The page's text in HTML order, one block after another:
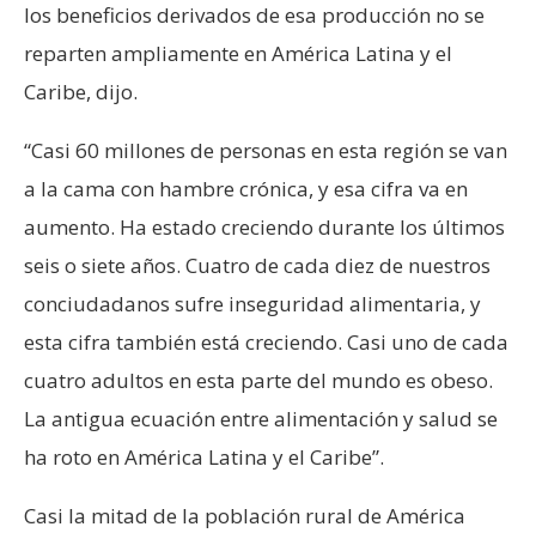
los beneficios derivados de esa producción no se
reparten ampliamente en América Latina y el
Caribe, dijo.
“Casi 60 millones de personas en esta región se van
a la cama con hambre crónica, y esa cifra va en
aumento. Ha estado creciendo durante los últimos
seis o siete años. Cuatro de cada diez de nuestros
conciudadanos sufre inseguridad alimentaria, y
esta cifra también está creciendo. Casi uno de cada
cuatro adultos en esta parte del mundo es obeso.
La antigua ecuación entre alimentación y salud se
ha roto en América Latina y el Caribe”.
Casi la mitad de la población rural de América